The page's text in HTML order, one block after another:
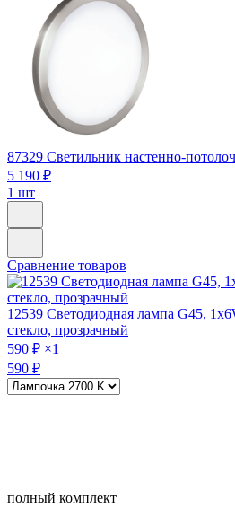
87329 Светильник настенно-
5 190 ₽
1 шт
Сравнение товаров
12539 Светодиодная лампа G45,
стекло, прозрачный
590 ₽ ×1
590 ₽
полный комплект